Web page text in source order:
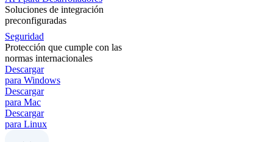
Soluciones de integración
preconfiguradas
Seguridad
Protección que cumple con las
normas internacionales
Descargar
para Windows
Descargar
para Mac
Descargar
para Linux